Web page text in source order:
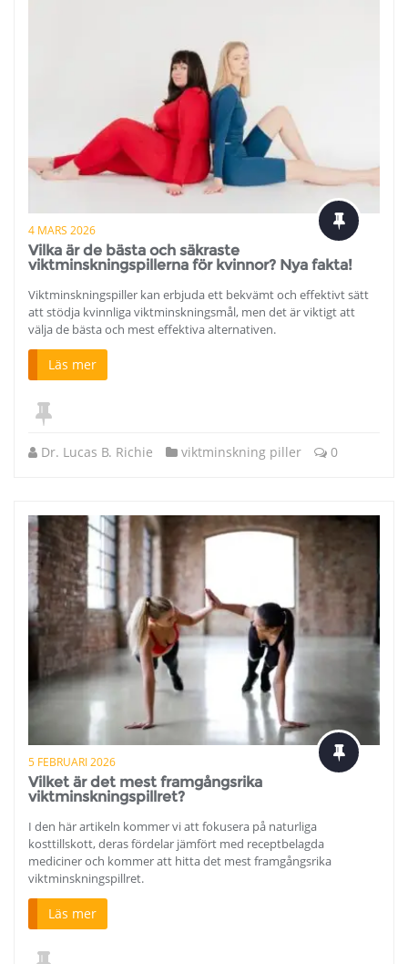
4 MARS 2026
Vilka är de bästa och säkraste
viktminskningspillerna för kvinnor? Nya fakta!
Viktminskningspiller kan erbjuda ett bekvämt och effektivt sätt
att stödja kvinnliga viktminskningsmål, men det är viktigt att
välja de bästa och mest effektiva alternativen.
Läs mer
Dr. Lucas B. Richie viktminskning piller 0
5 FEBRUARI 2026
Vilket är det mest framgångsrika
viktminskningspillret?
I den här artikeln kommer vi att fokusera på naturliga
kosttillskott, deras fördelar jämfört med receptbelagda
mediciner och kommer att hitta det mest framgångsrika
viktminskningspillret.
Läs mer